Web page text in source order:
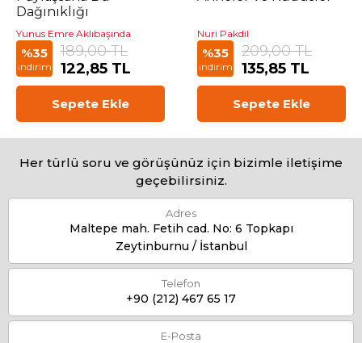
Dağınıklığı
Yunus Emre Aklıbaşında
%35
indirim
189,00 TL
122,85 TL
Sepete Ekle
Nuri Pakdil
%35
indirim
209,00 TL
135,85 TL
Sepete Ekle
Her türlü soru ve görüşünüz için bizimle iletişime
geçebilirsiniz.
Adres
Maltepe mah. Fetih cad. No: 6 Topkapı
Zeytinburnu / İstanbul
Telefon
+90 (212) 467 65 17
E-Posta